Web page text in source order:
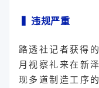
▍违规严重
路透社记者获得
月视察礼来在新
现多道制造工序